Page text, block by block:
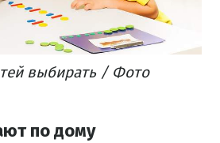
выбирать / Фото
по дому